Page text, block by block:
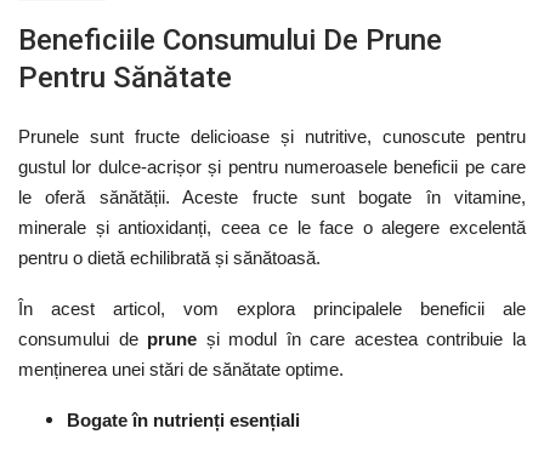
Beneficiile Consumului De Prune
Pentru Sănătate
Prunele sunt fructe delicioase și nutritive, cunoscute pentru
gustul lor dulce-acrișor și pentru numeroasele beneficii pe care
le oferă sănătății. Aceste fructe sunt bogate în vitamine,
minerale și antioxidanți, ceea ce le face o alegere excelentă
pentru o dietă echilibrată și sănătoasă.
În acest articol, vom explora principalele beneficii ale
consumului de prune și modul în care acestea contribuie la
menținerea unei stări de sănătate optime.
Bogate în nutrienți esențiali